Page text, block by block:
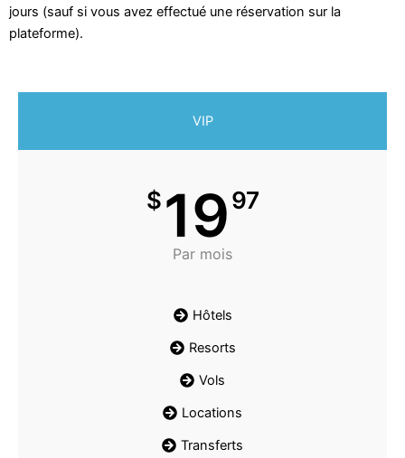
jours (sauf si vous avez effectué une réservation sur la
plateforme).
VIP
$1997
Par mois
Hôtels
Resorts
Vols
Locations
Transferts